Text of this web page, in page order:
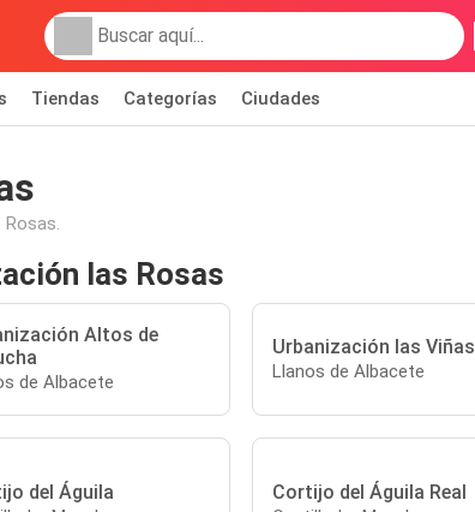
Tiendas Categorías Ciudades
las Rosas
Altos de
de Albacete
Urbanización las Viñas
Llanos de Albacete
del Águila Cortijo del Águila Real